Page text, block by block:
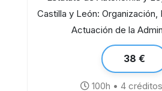
Estatuto de
38 €
100h • 4